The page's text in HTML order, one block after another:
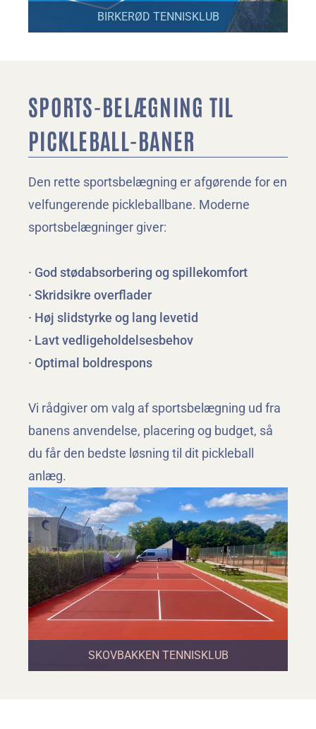
BIRKERØD TENNISKLUB
SPORTS-BELÆGNING TIL
PICKLEBALL-BANER
Den rette sportsbelægning er afgørende for en
velfungerende pickleballbane. Moderne
sportsbelægninger giver:
· God stødabsorbering og spillekomfort
· Skridsikre overflader
· Høj slidstyrke og lang levetid
· Lavt vedligeholdelsesbehov
· Optimal boldrespons
Vi rådgiver om valg af sportsbelægning ud fra
banens anvendelse, placering og budget, så
du får den bedste løsning til dit pickleball
anlæg.
SKOVBAKKEN TENNISKLUB